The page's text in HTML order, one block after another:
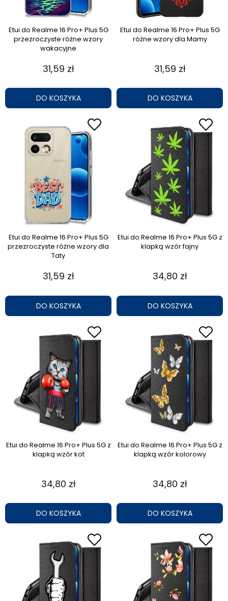
Etui do Realme 16 Pro+ Plus 5G
przezroczyste różne wzory
wakacyjne
31,59 zł
DO KOSZYKA
Etui do Realme 16 Pro+ Plus 5G
różne wzory dla Mamy
31,59 zł
DO KOSZYKA
Etui do Realme 16 Pro+ Plus 5G
przezroczyste różne wzory dla
Taty
31,59 zł
DO KOSZYKA
Etui do Realme 16 Pro+ Plus 5G z
klapką wzór fajny
34,80 zł
DO KOSZYKA
Etui do Realme 16 Pro+ Plus 5G z
klapką wzór kot
34,80 zł
DO KOSZYKA
Etui do Realme 16 Pro+ Plus 5G z
klapką wzór kolorowy
34,80 zł
DO KOSZYKA